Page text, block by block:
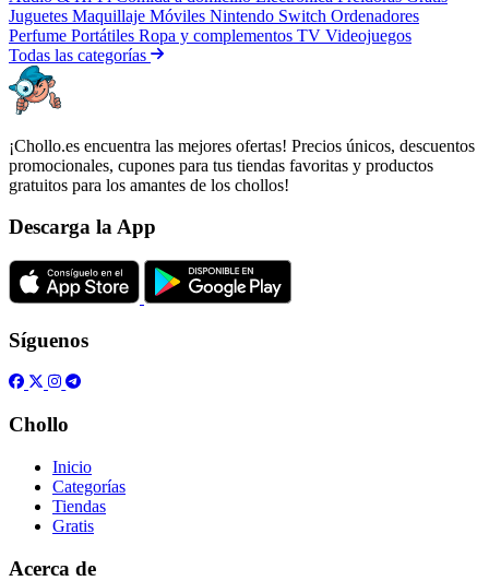
Juguetes Maquillaje Móviles Nintendo Switch Ordenadores
Perfume Portátiles Ropa y complementos TV Videojuegos
Todas las categorías
¡Chollo.es encuentra las mejores ofertas! Precios únicos, descuentos
promocionales, cupones para tus tiendas favoritas y productos
gratuitos para los amantes de los chollos!
Descarga la App
Síguenos
Chollo
Inicio
Categorías
Tiendas
Gratis
Acerca de